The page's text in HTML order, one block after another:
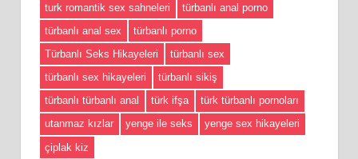
turk romantik sex sahneleri
türbanlı anal porno
türbanlı anal sex
türbanlı porno
Türbanlı Seks Hikayeleri
türbanlı sex
türbanlı sex hikayeleri
türbanlı sikiş
türbanlı türbanlı anal
türk ifşa
türk türbanlı pornoları
utanmaz kızlar
yenge ile seks
yenge sex hikayeleri
çiplak kiz